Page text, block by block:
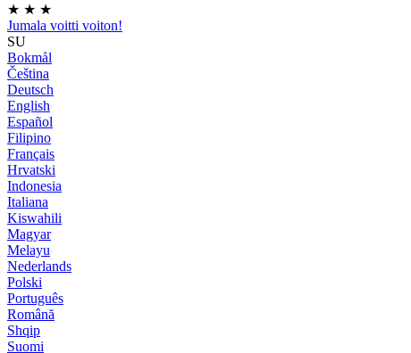
★ ★ ★
Jumala voitti voiton!
SU
Bokmål
Čeština
Deutsch
English
Español
Filipino
Français
Hrvatski
Indonesia
Italiana
Kiswahili
Magyar
Melayu
Nederlands
Polski
Português
Română
Shqip
Suomi